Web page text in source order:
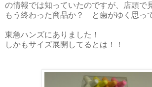
の情報では知っていたのですが、店頭で
もう終わった商品か？ と歯がゆく思っ
東急ハンズにありました！
しかもサイズ展開してるとは！！